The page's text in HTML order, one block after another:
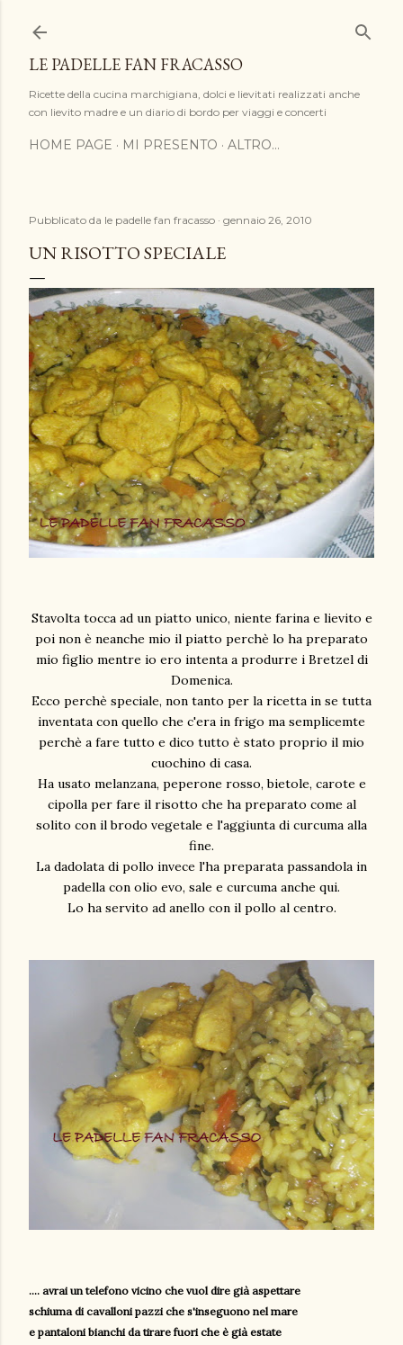
LE PADELLE FAN FRACASSO
Ricette della cucina marchigiana, dolci e lievitati realizzati anche
con lievito madre e un diario di bordo per viaggi e concerti
HOME PAGE MI PRESENTO ALTRO…
Pubblicato da le padelle fan fracasso gennaio 26, 2010
UN RISOTTO SPECIALE
Stavolta tocca ad un piatto unico, niente farina e lievito e
poi non è neanche mio il piatto perchè lo ha preparato
mio figlio mentre io ero intenta a produrre i Bretzel di
Domenica.
Ecco perchè speciale, non tanto per la ricetta in se tutta
inventata con quello che c'era in frigo ma semplicemte
perchè a fare tutto e dico tutto è stato proprio il mio
cuochino di casa.
Ha usato melanzana, peperone rosso, bietole, carote e
cipolla per fare il risotto che ha preparato come al
solito con il brodo vegetale e l'aggiunta di curcuma alla
fine.
La dadolata di pollo invece l'ha preparata passandola in
padella con olio evo, sale e curcuma anche qui.
Lo ha servito ad anello con il pollo al centro.
.... avrai un telefono vicino che vuol dire già aspettare
schiuma di cavalloni pazzi che s'inseguono nel mare
e pantaloni bianchi da tirare fuori che è già estate